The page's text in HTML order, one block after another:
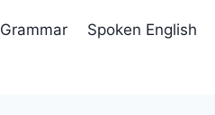
Grammar Spoken English